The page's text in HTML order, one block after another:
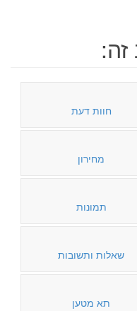
חוות דעת
מחירון
תמונות
שאלות ותשובות
תא מטען